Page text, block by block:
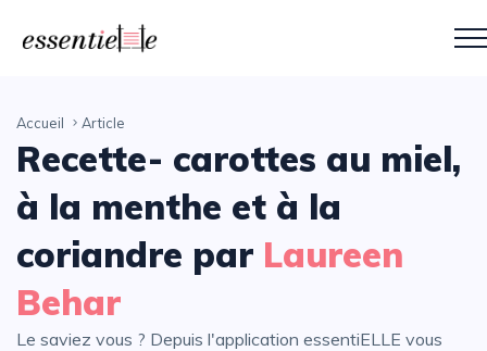
Accueil Article
Recette- carottes au miel,
à la menthe et à la
coriandre par Laureen
Behar
Le saviez vous ? Depuis l'application essentiELLE vous